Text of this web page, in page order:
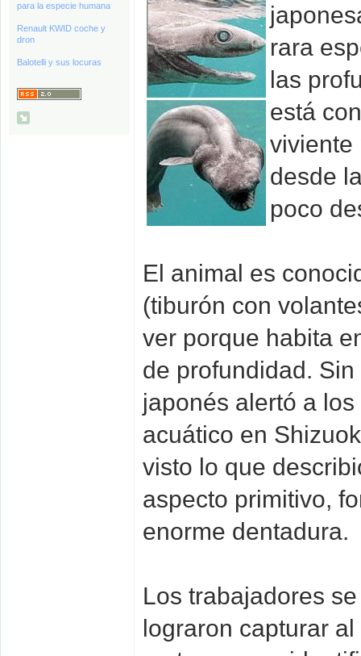
para la especie humana
Renault KWID coche y
dron
Balotelli y sus locuras
rara
las
está
viviente
desde
poco
El animal es
(tiburón con
ver porque habita
de profundidad.
japonés alertó a
acuático en
visto lo que
aspecto primitivo,
enorme dentadura.
Los trabajadores
lograron capturar